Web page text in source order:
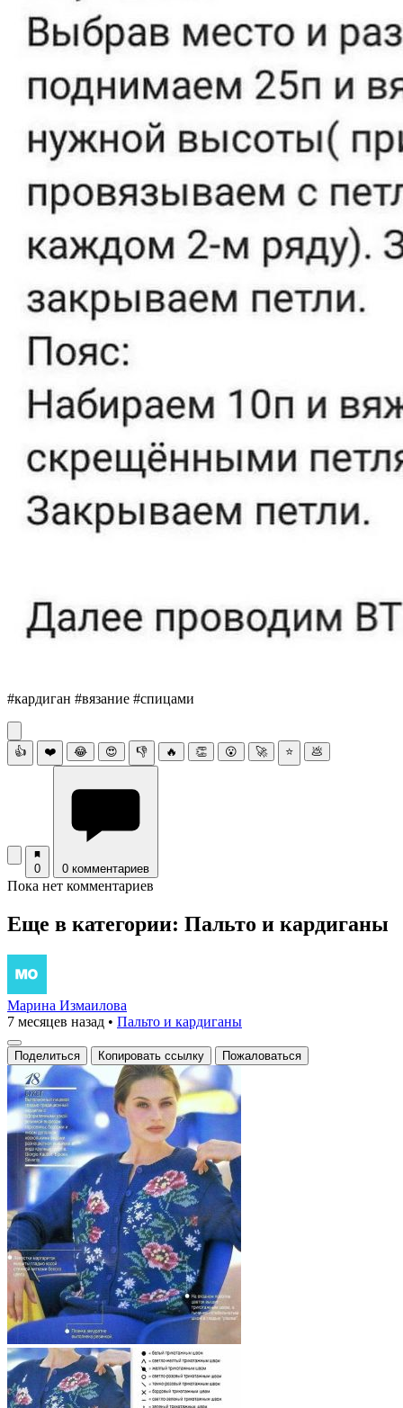
#кардиган #вязание #спицами
👍 ❤️ 😂 😍 👎 🔥 👏 😮 🚀 ⭐ 💩
0 0 комментариев
Пока нет комментариев
Еще в категории: Пальто и кардиганы
Марина Измаилова
7 месяцев назад • Пальто и кардиганы
Поделиться Копировать ссылку Пожаловаться